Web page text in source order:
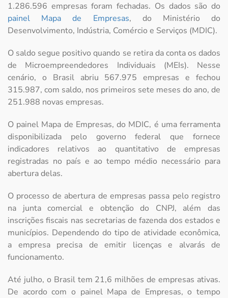
1.286.596 empresas foram fechadas. Os dados são do
painel Mapa de Empresas, do Ministério do
Desenvolvimento, Indústria, Comércio e Serviços (MDIC).
O saldo segue positivo quando se retira da conta os dados
de Microempreendedores Individuais (MEIs). Nesse
cenário, o Brasil abriu 567.975 empresas e fechou
315.987, com saldo, nos primeiros sete meses do ano, de
251.988 novas empresas.
O painel Mapa de Empresas, do MDIC, é uma ferramenta
disponibilizada pelo governo federal que fornece
indicadores relativos ao quantitativo de empresas
registradas no país e ao tempo médio necessário para
abertura delas.
O processo de abertura de empresas passa pelo registro
na junta comercial e obtenção do CNPJ, além das
inscrições fiscais nas secretarias de fazenda dos estados e
municípios. Dependendo do tipo de atividade econômica,
a empresa precisa de emitir licenças e alvarás de
funcionamento.
Até julho, o Brasil tem 21,6 milhões de empresas ativas.
De acordo com o painel Mapa de Empresas, o tempo